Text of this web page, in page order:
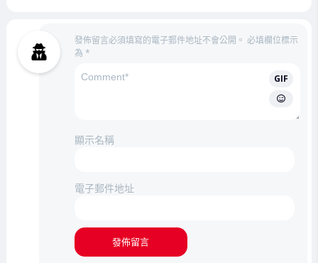
發佈留言必須填寫的電子郵件地址不會公開。 必填欄位標示
為 *
GIF
顯示名稱
電子郵件地址